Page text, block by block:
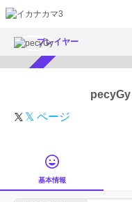
プレイヤー
pecyGy
𝕏 ページ
基本情報